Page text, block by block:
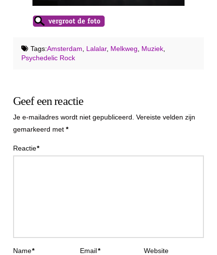
Tags:Amsterdam Lalalar, Melkweg Muziek,
Psychedelic Rock
Geef een reactie
Je e-mailadres wordt niet gepubliceerd. Vereiste velden zijn
gemarkeerd met *
Reactie*
Name* Email* Website